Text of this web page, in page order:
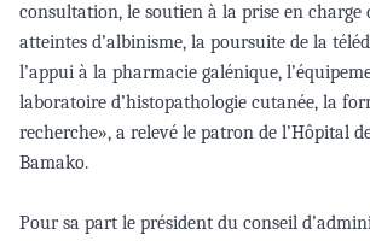
consultation, le soutien à la prise en charge
atteintes d’albinisme, la poursuite de la
l’appui à la pharmacie galénique,
laboratoire d’histopathologie cutanée, la
recherche», a relevé le patron de l’Hôpital
Bamako.
Pour sa part le président du conseil